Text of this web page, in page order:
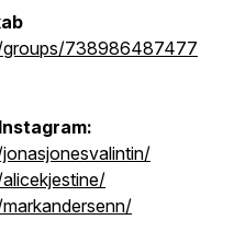
738986487477